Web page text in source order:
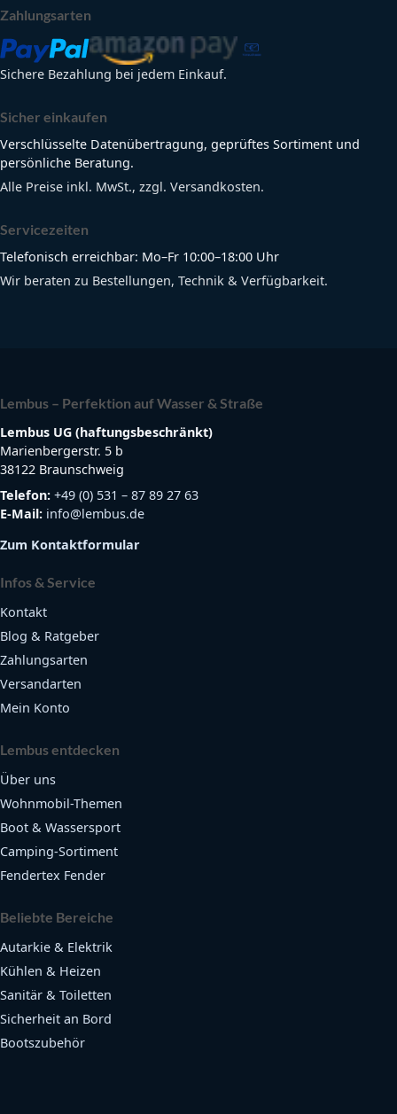
Zahlungsarten
Sichere Bezahlung bei jedem Einkauf.
Sicher einkaufen
Verschlüsselte Datenübertragung, geprüftes Sortiment und
persönliche Beratung.
Alle Preise inkl. MwSt., zzgl. Versandkosten.
Servicezeiten
Telefonisch erreichbar: Mo–Fr 10:00–18:00 Uhr
Wir beraten zu Bestellungen, Technik & Verfügbarkeit.
Lembus – Perfektion auf Wasser & Straße
Lembus UG (haftungsbeschränkt)
Marienbergerstr. 5 b
38122 Braunschweig
Telefon: +49 (0) 531 – 87 89 27 63
E-Mail: info@lembus.de
Zum Kontaktformular
Infos & Service
Kontakt
Blog & Ratgeber
Zahlungsarten
Versandarten
Mein Konto
Lembus entdecken
Über uns
Wohnmobil-Themen
Boot & Wassersport
Camping-Sortiment
Fendertex Fender
Beliebte Bereiche
Autarkie & Elektrik
Kühlen & Heizen
Sanitär & Toiletten
Sicherheit an Bord
Bootszubehör